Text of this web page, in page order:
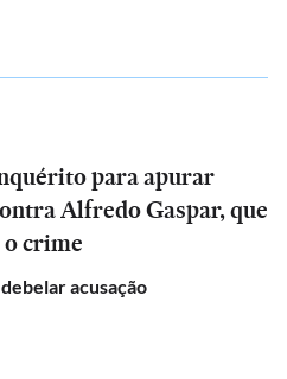
para apurar
Alfredo Gaspar, que
crime
acusação